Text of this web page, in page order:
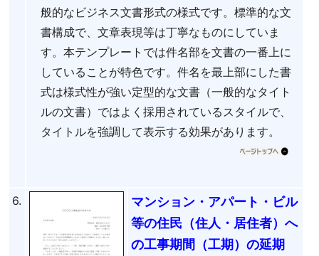
般的なビジネス文書形式の様式です。標準的な文
書構成で、文章表現等は丁寧なものにしていま
す。本テンプレートでは件名部を文書の一番上に
していることが特色です。件名を最上部にした書
式は様式性が強い定型的な文書（一般的なタイト
ルの文書）ではよく採用されているスタイルで、
タイトルを強調して表示する効果があります。
6.
マンション・アパート・ビル
等の住民（住人・居住者）へ
の工事期間（工期）の延期